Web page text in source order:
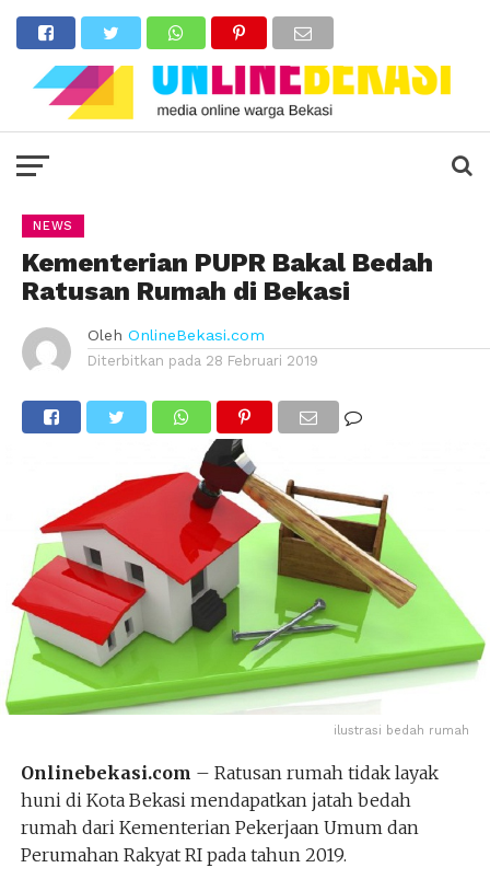
NEWS
Kementerian PUPR Bakal Bedah
Ratusan Rumah di Bekasi
Oleh OnlineBekasi.com
Diterbitkan pada 28 Februari 2019
ilustrasi bedah rumah
Onlinebekasi.com – Ratusan rumah tidak layak
huni di Kota Bekasi mendapatkan jatah bedah
rumah dari Kementerian Pekerjaan Umum dan
Perumahan Rakyat RI pada tahun 2019.